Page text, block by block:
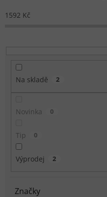
1592 Kč
Na skladě 2
Novinka 0
Tip 0
Výprodej 2
Značky